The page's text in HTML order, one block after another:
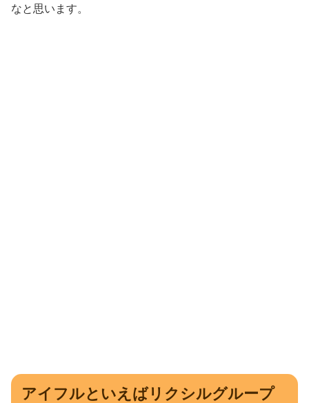
なと思います。
アイフルといえばリクシルグループ